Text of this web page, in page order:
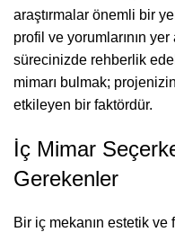
araştırmalar önemli bir
profil ve yorumlarının
sürecinizde rehberlik
mimarı bulmak;
etkileyen bir faktördür.
İç Mimar
Gerekenler
Bir iç mekanın estetik